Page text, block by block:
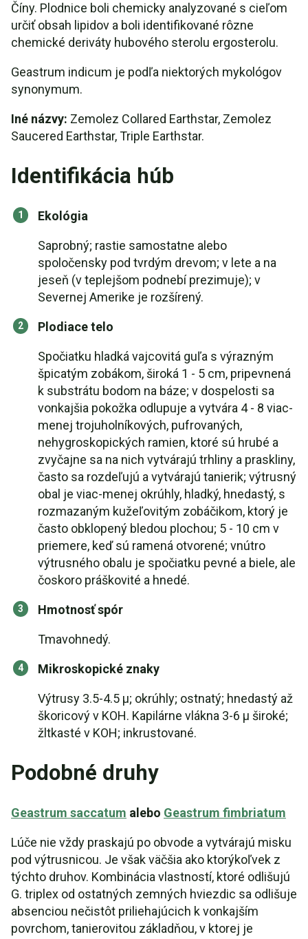
Číny. Plodnice boli chemicky analyzované s cieľom
určiť obsah lipidov a boli identifikované rôzne
chemické deriváty hubového sterolu ergosterolu.
Geastrum indicum je podľa niektorých mykológov
synonymum.
Iné názvy: Zemolez Collared Earthstar, Zemolez
Saucered Earthstar, Triple Earthstar.
Identifikácia húb
Ekológia
Saprobný; rastie samostatne alebo
spoločensky pod tvrdým drevom; v lete a na
jeseň (v teplejšom podnebí prezimuje); v
Severnej Amerike je rozšírený.
Plodiace telo
Spočiatku hladká vajcovitá guľa s výrazným
špicatým zobákom, široká 1 - 5 cm, pripevnená
k substrátu bodom na báze; v dospelosti sa
vonkajšia pokožka odlupuje a vytvára 4 - 8 viac-
menej trojuholníkových, pufrovaných,
nehygroskopických ramien, ktoré sú hrubé a
zvyčajne sa na nich vytvárajú trhliny a praskliny,
často sa rozdeľujú a vytvárajú tanierik; výtrusný
obal je viac-menej okrúhly, hladký, hnedastý, s
rozmazaným kužeľovitým zobáčikom, ktorý je
často obklopený bledou plochou; 5 - 10 cm v
priemere, keď sú ramená otvorené; vnútro
výtrusného obalu je spočiatku pevné a biele, ale
čoskoro práškovité a hnedé.
Hmotnosť spór
Tmavohnedý.
Mikroskopické znaky
Výtrusy 3.5-4.5 µ; okrúhly; ostnatý; hnedastý až
škoricový v KOH. Kapilárne vlákna 3-6 µ široké;
žltkasté v KOH; inkrustované.
Podobné druhy
Geastrum saccatum alebo Geastrum fimbriatum
Lúče nie vždy praskajú po obvode a vytvárajú misku
pod výtrusnicou. Je však väčšia ako ktorýkoľvek z
týchto druhov. Kombinácia vlastností, ktoré odlišujú
G. triplex od ostatných zemných hviezdic sa odlišuje
absenciou nečistôt priliehajúcich k vonkajším
povrchom, tanierovitou základňou, v ktorej je